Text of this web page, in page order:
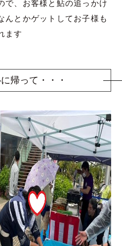
で、お客様と鮎の追っかけ
んとかゲットしてお子様も
ます
帰って・・・